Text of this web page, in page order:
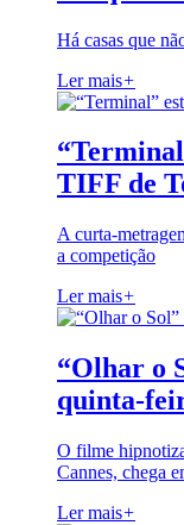
Há casas que
Ler mais+
TIFF de
A curta-
a competição
Ler mais+
“Olhar o
quinta-
O filme
Cannes, chega
Ler mais+